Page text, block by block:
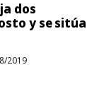
dos
y se sitúa
2019